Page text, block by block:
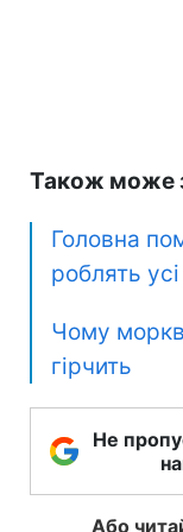
Також може
Головна
роблять
Чому
гірчить
Не
Або